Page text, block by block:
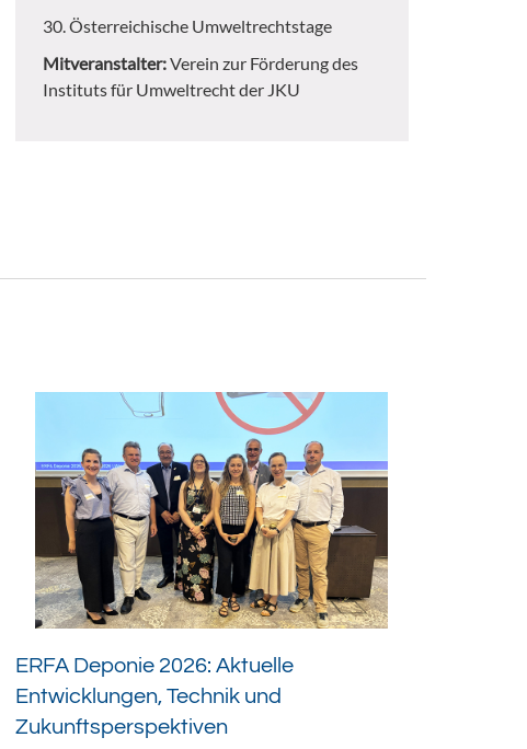
30. Österreichische Umweltrechtstage
Mitveranstalter:Verein zur Förderung des
Instituts für Umweltrecht der JKU
ERFA Deponie 2026: Aktuelle
Entwicklungen, Technik und
Zukunftsperspektiven